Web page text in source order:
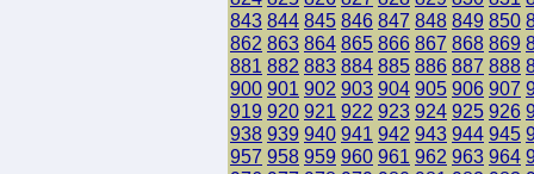
843 844 845 846 847 848 849 850
862 863 864 865 866 867 868 869
881 882 883 884 885 886 887 888
900 901 902 903 904 905 906 907
919 920 921 922 923 924 925 926
938 939 940 941 942 943 944 945
957 958 959 960 961 962 963 964